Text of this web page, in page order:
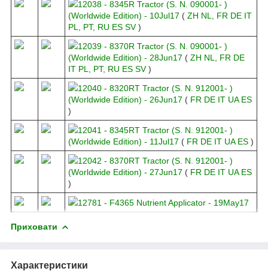
12038 - 8345R Tractor (S. N. 090001- )
(Worldwide Edition) - 10Jul17 ( ZH NL, FR DE IT
PL,
PT, RU ES SV)
12039 - 8370R Tractor (S. N. 090001- )
(Worldwide Edition) - 28Jun17 ( ZH NL, FR DE
IT PL, PT, RU ES SV)
12040 - 8320RT Tractor (S. N. 912001- )
(Worldwide Edition) - 26Jun17 ( FR DE IT UA ES
)
12041 - 8345RT Tractor (S. N. 912001- )
(Worldwide Edition) - 11Jul17 ( FR DE IT UA ES )
12042 - 8370RT Tractor (S. N. 912001- )
(Worldwide Edition) - 27Jun17 ( FR DE IT UA ES
)
12781 - F4365 Nutrient Applicator - 19May17
Приховати
Характеристики